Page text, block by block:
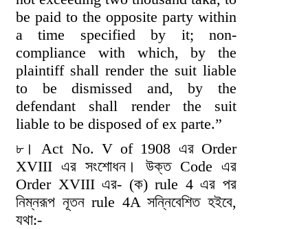
be paid to the opposite party within
a time specified by it; non-
compliance with which, by the
plaintiff shall render the suit liable
to be dismissed and, by the
defendant shall render the suit
liable to be disposed of ex parte.”
৮। Act No. V of 1908 এর Order
XVIII এর সংশোধন। উক্ত Code এর
Order XVIII এর- (ক) rule 4 এর পর
নিম্নরূপ নূতন rule 4A সন্নিবেশিত হইবে,
যথা:-